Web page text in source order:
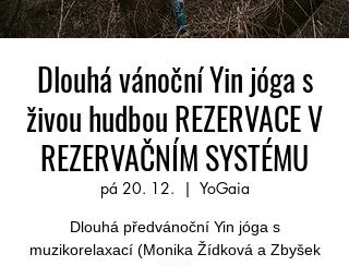
Dlouhá vánoční Yin jóga s
živou hudbou REZERVACE V
REZERVAČNÍM SYSTÉMU
pá 20. 12.
  |
YoGaia
Dlouhá předvánoční Yin jóga s
muzikorelaxací (Monika Žídková a Zbyšek